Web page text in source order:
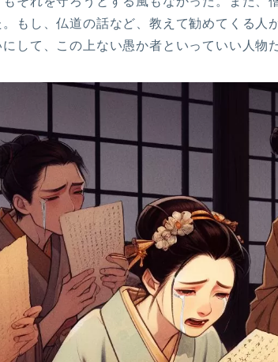
。もし、仏道の話など、教えて勧めてくる人
して、この上ない愚か者といっていい人物